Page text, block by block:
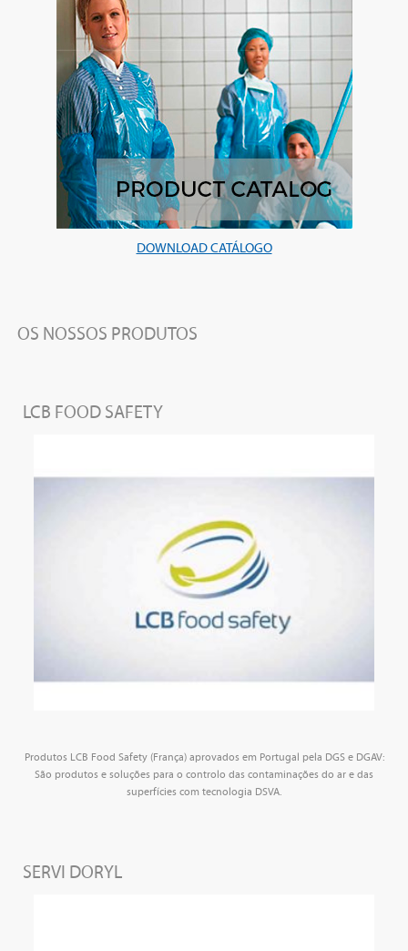
DOWNLOAD CATÁLOGO
OS NOSSOS PRODUTOS
LCB FOOD SAFETY
Produtos LCB Food Safety (França) aprovados em Portugal pela DGS e DGAV:
São produtos e soluções para o controlo das contaminações do ar e das
superfícies com tecnologia DSVA.
SERVI DORYL